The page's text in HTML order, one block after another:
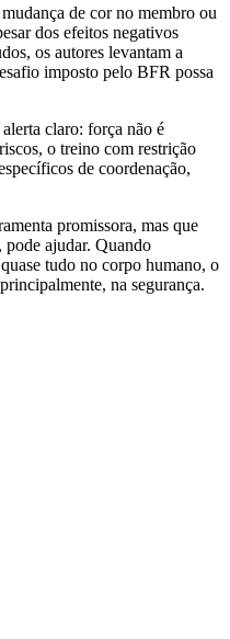
de cor no membro ou
dos efeitos negativos
os autores levantam a
imposto pelo BFR possa
claro: força não é
o treino com restrição
de coordenação,
promissora, mas que
ajudar. Quando
tudo no corpo humano, o
na segurança.